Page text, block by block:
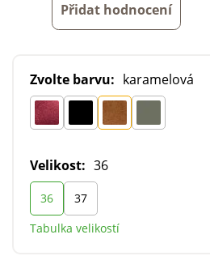
Přidat hodnocení
Zvolte barvu: karamelová
Velikost: 36
36
37
Tabulka velikostí